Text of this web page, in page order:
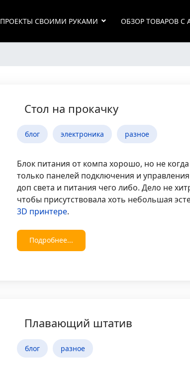
ПРОЕКТЫ СВОИМИ РУКАМИ ОБЗОР ТОВАРОВ С
Стол на прокачку
блог электроника разное
Блок питания от компа хорошо, но не
только панелей подключения и
доп света и питания чего либо. Дело не
чтобы присутствовала хоть небольшая
3D принтере.
Подробнее...
Плавающий штатив
блог разное